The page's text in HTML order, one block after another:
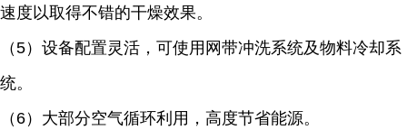
速度以取得不错的干燥效果。
（5）设备配置灵活，可使用网带冲洗系统及物料冷却系
统。
（6）大部分空气循环利用，高度节省能源。